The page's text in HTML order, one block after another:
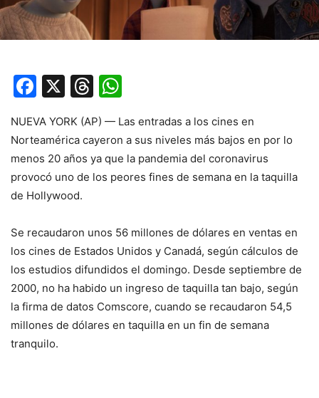
Facebook
X Threads
NUEVA YORK (AP) — Las entradas a los cines en
Norteamérica cayeron a sus niveles más bajos en por lo
menos 20 años ya que la pandemia del coronavirus
provocó uno de los peores fines de semana en la taquilla
de Hollywood.
Se recaudaron unos 56 millones de dólares en ventas en
los cines de Estados Unidos y Canadá, según cálculos de
los estudios difundidos el domingo. Desde septiembre de
2000, no ha habido un ingreso de taquilla tan bajo, según
la firma de datos Comscore, cuando se recaudaron 54,5
millones de dólares en taquilla en un fin de semana
tranquilo.